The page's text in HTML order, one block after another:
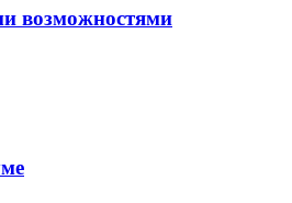
возможностями